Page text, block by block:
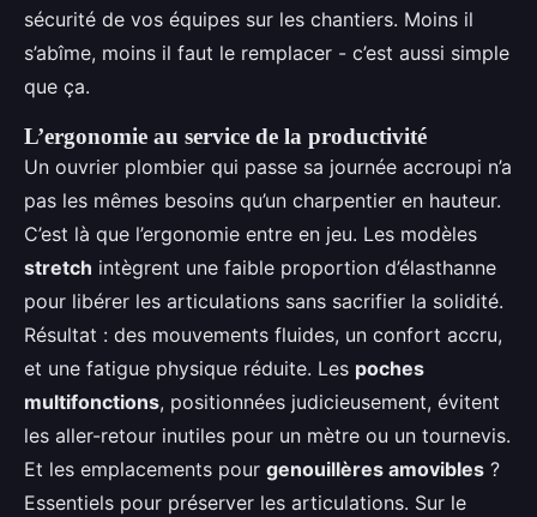
sécurité de vos équipes sur les chantiers. Moins il
s’abîme, moins il faut le remplacer - c’est aussi simple
que ça.
L’ergonomie au service de la productivité
Un ouvrier plombier qui passe sa journée accroupi n’a
pas les mêmes besoins qu’un charpentier en hauteur.
C’est là que l’ergonomie entre en jeu. Les modèles
stretch intègrent une faible proportion d’élasthanne
pour libérer les articulations sans sacrifier la solidité.
Résultat : des mouvements fluides, un confort accru,
et une fatigue physique réduite. Les poches
multifonctions, positionnées judicieusement, évitent
les aller-retour inutiles pour un mètre ou un tournevis.
Et les emplacements pour genouillères amovibles ?
Essentiels pour préserver les articulations. Sur le